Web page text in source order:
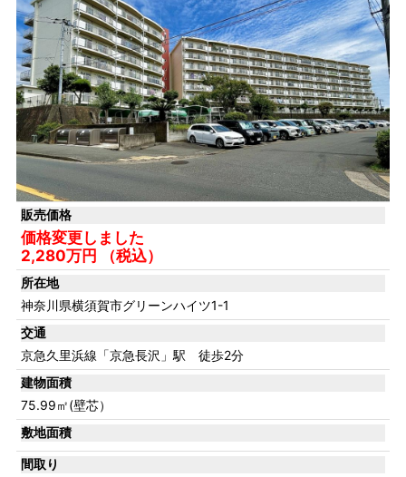
販売価格
価格変更しました
2,280万円 （税込）
所在地
神奈川県横須賀市グリーンハイツ1-1
交通
京急久里浜線「京急長沢」駅 徒歩2分
建物面積
75.99㎡(壁芯）
敷地面積
間取り